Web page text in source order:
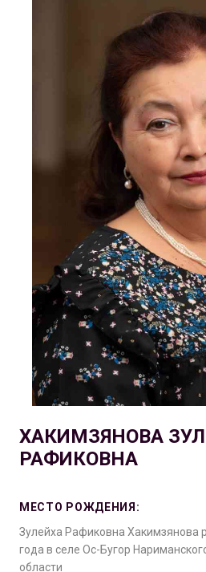
ХАКИМЗЯНОВА
РАФИКОВНА
МЕСТО РОЖДЕНИЯ:
Зулейха Рафиковна Хакимзянова
года в селе Ос-Бугор
области